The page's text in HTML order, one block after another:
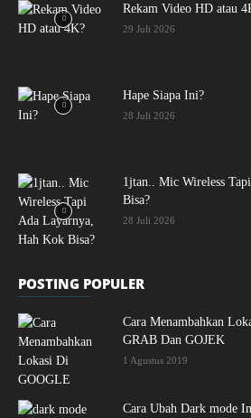
Rekam Video HD atau
29 Juli 2026
Hape Siapa Ini?
28 Juli 2026
1jtan.. Mic Wireless
Bisa?
28 Juli 2026
POSTING POPULER
Cara Menambahkan
GRAB Dan GOJEK
1 Agustus 2019
Cara Ubah Dark mode